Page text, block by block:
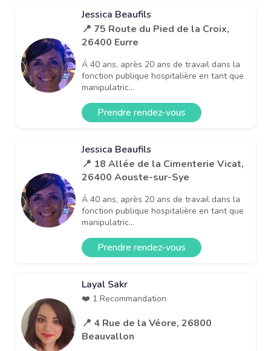
Jessica Beaufils
📍 75 Route du Pied de la Croix,
26400 Eurre
Á 40 ans, après 20 ans de travail dans la
fonction publique hospitalière en tant que
manipulatric...
Prendre rendez-vous
Jessica Beaufils
📍 18 Allée de la Cimenterie Vicat,
26400 Aouste-sur-Sye
Á 40 ans, après 20 ans de travail dans la
fonction publique hospitalière en tant que
manipulatric...
Prendre rendez-vous
Layal Sakr
❤️ 1 Recommandation
📍 4 Rue de la Véore, 26800
Beauvallon